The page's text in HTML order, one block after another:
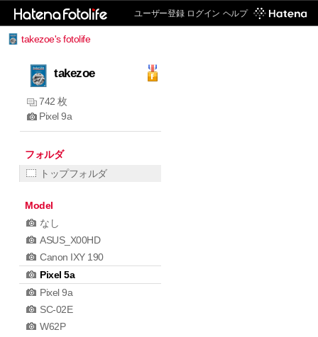
ユーザー登録 ログイン ヘルプ
takezoe's fotolife
takezoe
742 枚
Pixel 9a
フォルダ
トップフォルダ
Model
なし
ASUS_X00HD
Canon IXY 190
Pixel 5a
Pixel 9a
SC-02E
W62P